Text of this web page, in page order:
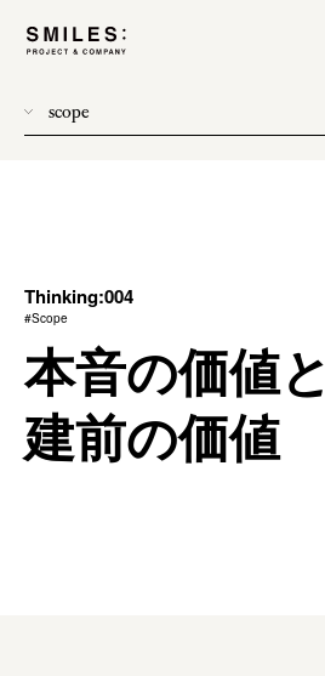
scope
process
team management
method
Thinking:004
#Scope
本音の価値と
建前の価値